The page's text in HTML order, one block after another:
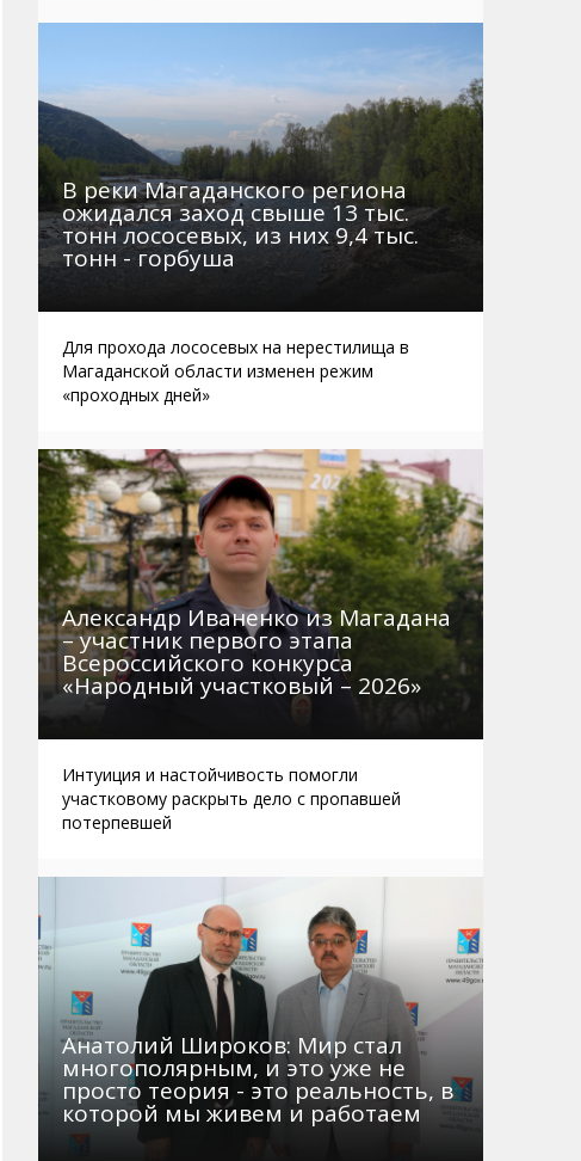
Автобусы Магадан – Аэропорт
Таблица приливов отливов
Не мусорить
Браконьеры
В реки Магаданского региона
ожидался заход свыше 13 тыс.
тонн лососевых, из них 9,4 тыс.
тонн - горбуша
Для прохода лососевых на нерестилища в
Магаданской области изменен режим
«проходных дней»
Александр Иваненко из Магадана
– участник первого этапа
Всероссийского конкурса
«Народный участковый – 2026»
Интуиция и настойчивость помогли
участковому раскрыть дело с пропавшей
потерпевшей
Анатолий Широков: Мир стал
многополярным, и это уже не
просто теория - это реальность, в
которой мы живем и работаем